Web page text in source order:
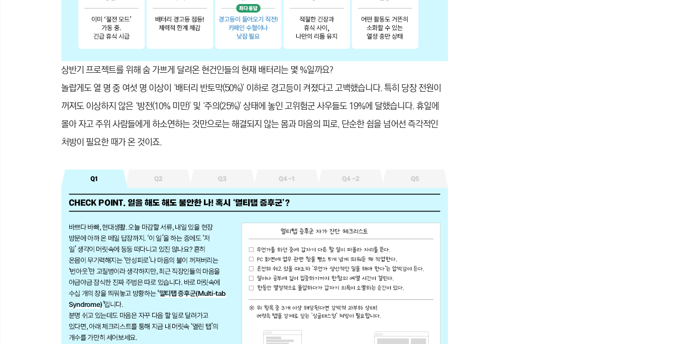
상반기 프로젝트를 위해 숨 가쁘게 달려온 현건인들의 현재 배터리는 몇 %일까요?
놀랍게도 열 명 중 여섯 명 이상이 ‘배터리 반토막(50%)’ 이하로 경고등이 켜졌다고 고백했습니다. 특히 당장 전원이
꺼져도 이상하지 않은 ‘방전(10% 미만)’ 및 ‘주의(25%)’ 상태에 놓인 고위험군 사우들도 19%에 달했습니다. 휴일에
몰아 자고 주위 사람들에게 하소연하는 것만으로는 해결되지 않는 몸과 마음의 피로, 단순한 쉼을 넘어선 즉각적인
처방이 필요한 때가 온 것이죠.